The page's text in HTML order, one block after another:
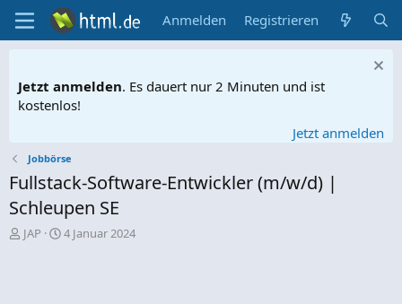
Anmelden Registrieren
Jetzt anmelden. Es dauert nur 2 Minuten und ist
kostenlos!
Jetzt anmelden
Jobbörse
Fullstack-Software-Entwickler (m/w/d) |
Schleupen SE
E
JAP
E
4 Januar 2024